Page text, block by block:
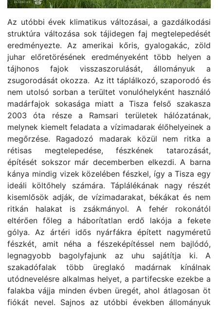
Az utóbbi évek klimatikus változásai, a gazdálkodási
struktúra változása sok tájidegen faj megtelepedését
eredményezte. Az amerikai kőris, gyalogakác, zöld
juhar előretörésének eredményeként több helyen a
tájhonos fajok visszaszorulását, állományuk a
zsugorodását okozza. Az itt táplálkozó, szaporodó és
nem utolsó sorban a terültet vonulóhelyként használó
madárfajok sokasága miatt a Tisza felső szakasza
2003 óta része a Ramsari területek hálózatának,
melynek kiemelt feladata a vízimadarak élőhelyeinek a
megőrzése. Ragadozó madarak közül nem ritka a
rétisas megtelepedése, fészkének tatarozását,
építését sokszor már decemberben elkezdi. A barna
kánya mindig vizek közelében fészkel, így a Tisza egy
ideáli költőhely számára. Táplálékának nagy részét
kisemlősök adják, de vízimadarakat, békákat és nem
ritkán halakat is zsákmányol. A fehér rokonától
eltérően főleg a háborítatlan erdő lakója a fekete
gólya. Az ártéri idős nyárfákra épített nagyméretű
fészkét, amit néha a fészeképítéssel nem bajlódó,
legnagyobb bagolyfajunk az uhu sajátítja ki. A
szakadófalak több üreglakó madárnak kínálnak
utódnevelésre alkalmas helyet, a partifecske ezekbe a
falakba vájja minden évben üregét, ahol átlagosan öt
fiókát nevel. Sajnos az utóbbi években állományuk